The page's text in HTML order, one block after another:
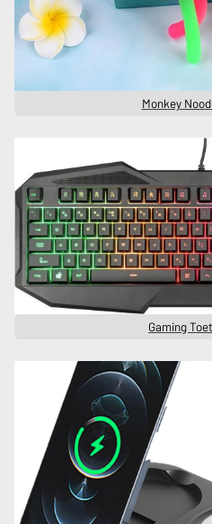
Monkey
Gaming